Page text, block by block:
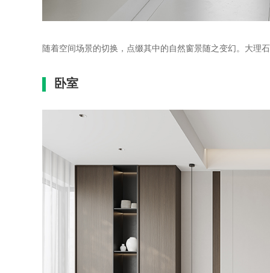
随着空间场景的切换，点缀其中的自然窗景随之变幻。大理
卧室